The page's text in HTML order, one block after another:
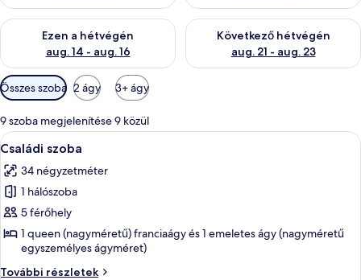
Ezen a hétvégén
aug. 14 - aug. 16
A mostani hétvégi rendelkezésre állás ellenőrzése: aug. 14 -
Következő hétvégén
aug. 21 - aug. 23
A következő hétvégi
Szobákhoz
rendelkezésre
álló
szűrők
Összes szoba 2 ágy 3+ ágy
9 szoba megjelenítése 9 közül
A
következő
szoba
összes
képének
megtekintése:
Családi
szoba
Egy szállodai szoba emeletes
5
Családi szoba
34 négyzetméter
1 hálószoba
5 férőhely
1 queen (nagyméretű) franciaágy és 1 emeletes ágy (nagyméretű
egyszemélyes ágyméret)
További részletek
Családi